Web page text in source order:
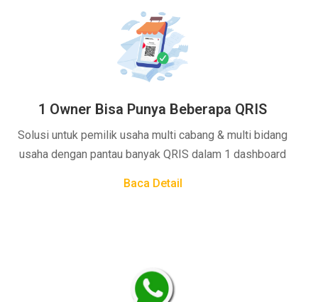
1 Owner Bisa Punya Beberapa QRIS
Solusi untuk pemilik usaha multi cabang & multi bidang
usaha dengan pantau banyak QRIS dalam 1 dashboard
Baca Detail